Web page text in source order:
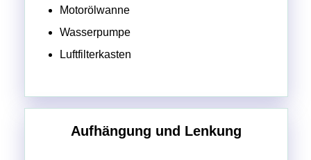
Motorölwanne
Wasserpumpe
Luftfilterkasten
Aufhängung und Lenkung